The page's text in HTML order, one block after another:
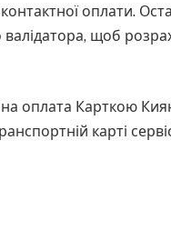
оплати.
щоб
оплата Карткою
карті